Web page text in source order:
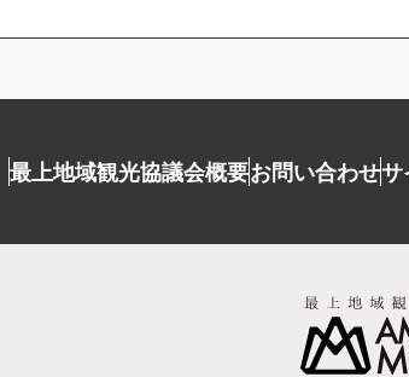
最上地域観光協議会概要お問い合わせサ